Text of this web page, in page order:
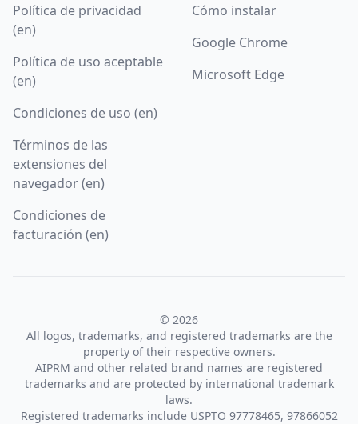
Política de privacidad
(en)
Política de uso aceptable
(en)
Condiciones de uso (en)
Términos de las
extensiones del
navegador (en)
Condiciones de
facturación (en)
Cómo instalar
Google Chrome
Microsoft Edge
© 2026
All logos, trademarks, and registered trademarks are the
property of their respective owners.
AIPRM and other related brand names are registered
trademarks and are protected by international trademark
laws.
Registered trademarks include USPTO 97778465, 97866052